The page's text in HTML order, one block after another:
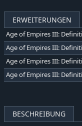
ERWEITERUNGEN
BESCHREIBUNG